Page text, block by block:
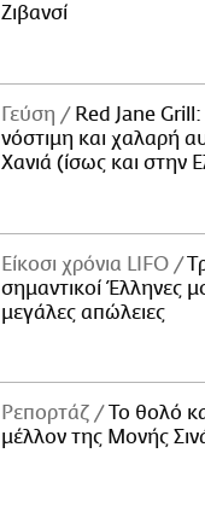
Ζιβανσί
Γεύση
Red Jane Grill:
νόστιμη και χαλαρή
Χανιά (ίσως και στην
Είκοσι χρόνια LIFO
σημαντικοί Έλληνες
μεγάλες απώλειες
Ρεπορτάζ
Το θολό
μέλλον της Μονής